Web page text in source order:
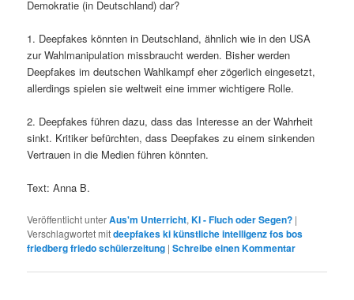
Demokratie (in Deutschland) dar?
1. Deepfakes könnten in Deutschland, ähnlich wie in den USA
zur Wahlmanipulation missbraucht werden. Bisher werden
Deepfakes im deutschen Wahlkampf eher zögerlich eingesetzt,
allerdings spielen sie weltweit eine immer wichtigere Rolle.
2. Deepfakes führen dazu, dass das Interesse an der Wahrheit
sinkt. Kritiker befürchten, dass Deepfakes zu einem sinkenden
Vertrauen in die Medien führen könnten.
Text: Anna B.
Veröffentlicht unterAus'm Unterricht,KI - Fluch oder Segen? |
Verschlagwortet mitdeepfakes ki künstliche intelligenz fos bos
friedberg friedo schülerzeitung |Schreibe einen Kommentar